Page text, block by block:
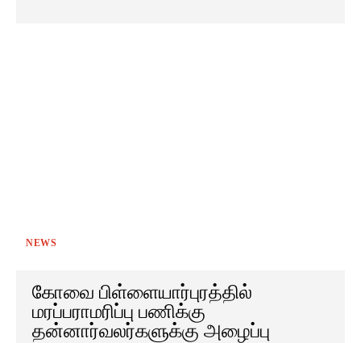
NEWS
கோவை பிள்ளையார்புரத்தில்
மரப்பராமரிப்பு பணிக்கு
தன்னார்வலர்களுக்கு அழைப்பு